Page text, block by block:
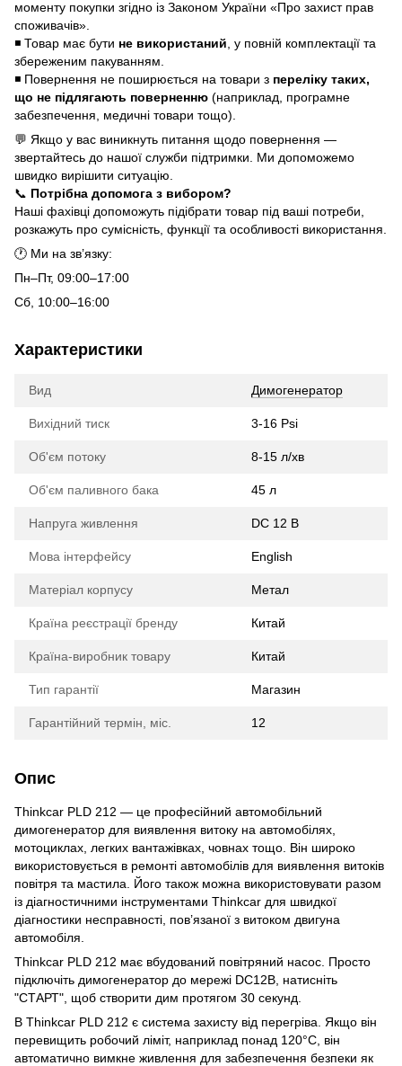
моменту покупки згідно із Законом України «Про захист прав
споживачів».
◾ Товар має бути не використаний , у повній комплектації та
збереженим пакуванням.
◾ Повернення не поширюється на товари з переліку таких,
що не підлягають поверненню (наприклад, програмне
забезпечення, медичні товари тощо).
💬 Якщо у вас виникнуть питання щодо повернення —
звертайтесь до нашої служби підтримки. Ми допоможемо
швидко вирішити ситуацію.
📞 Потрібна допомога з вибором?
Наші фахівці допоможуть підібрати товар під ваші потреби,
розкажуть про сумісність, функції та особливості використання.
🕐 Ми на зв’язку:
Пн–Пт, 09:00–17:00
Сб, 10:00–16:00
Характеристики
Вид Димогенератор
Вихідний тиск 3-16 Psi
Об'єм потоку 8-15 л/хв
Об'єм паливного бака 45 л
Напруга живлення DC 12 В
Мова інтерфейсу English
Матеріал корпусу Метал
Країна реєстрації бренду Китай
Країна-виробник товару Китай
Тип гарантії Магазин
Гарантійний термін, міс. 12
Опис
Thinkcar PLD 212 — це професійний автомобільний
димогенератор для виявлення витоку на автомобілях,
мотоциклах, легких вантажівках, човнах тощо. Він широко
використовується в ремонті автомобілів для виявлення витоків
повітря та мастила. Його також можна використовувати разом
із діагностичними інструментами Thinkcar для швидкої
діагностики несправності, пов’язаної з витоком двигуна
автомобіля.
Thinkcar PLD 212 має вбудований повітряний насос. Просто
підключіть димогенератор до мережі DC12В, натисніть
"СТАРТ", щоб створити дим протягом 30 секунд.
В Thinkcar PLD 212 є система захисту від перегріва. Якщо він
перевищить робочий ліміт, наприклад понад 120°C, він
автоматично вимкне живлення для забезпечення безпеки як